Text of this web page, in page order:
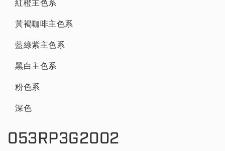
紅橙主色系
黃褐咖啡主色系
藍綠紫主色系
黑白主色系
粉色系
深色
053RP3G2002